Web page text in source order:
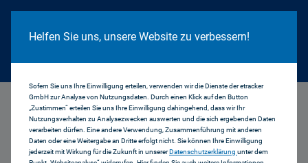
Cookie Hinweis
Helfen Sie uns, unsere Website zu verbessern!
Sofern Sie uns Ihre Einwilligung erteilen, verwenden wir die Dienste der etracker
GmbH zur Analyse von Nutzungsdaten. Durch einen Klick auf den Button
„Zustimmen“ erteilen Sie uns Ihre Einwilligung dahingehend, dass wir Ihr
Nutzungsverhalten zu Analysezwecken auswerten und die sich ergebenden Daten
verarbeiten dürfen. Eine andere Verwendung, Zusammenführung mit anderen
Daten oder eine Weitergabe an Dritte erfolgt nicht. Sie können Ihre Einwilligung
jederzeit mit Wirkung für die Zukunft in unsererDatenschutzerklärung unter dem
Tabellarische Ergebnisse Bayern
Tabellarische